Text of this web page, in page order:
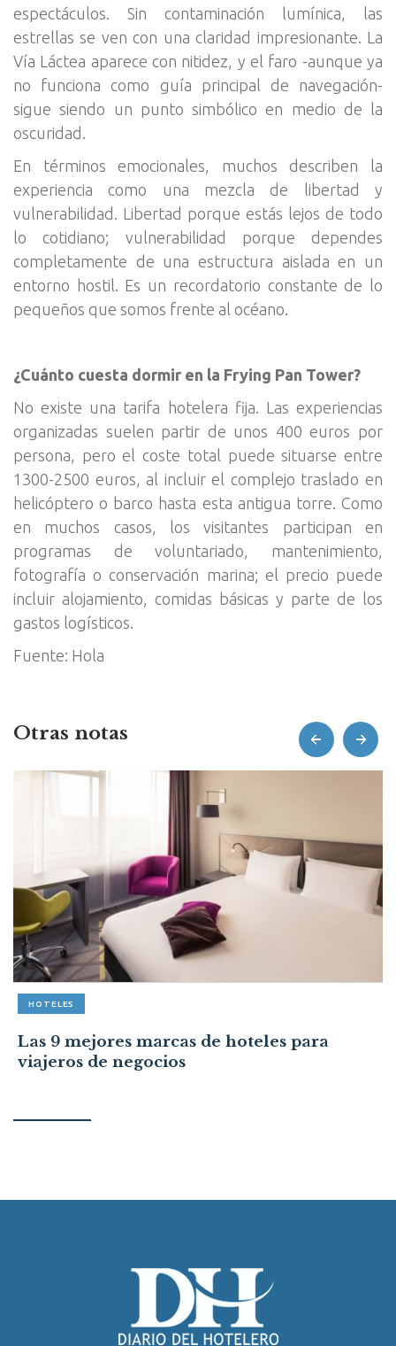
espectáculos. Sin contaminación lumínica, las
estrellas se ven con una claridad impresionante. La
Vía Láctea aparece con nitidez, y el faro -aunque ya
no funciona como guía principal de navegación-
sigue siendo un punto simbólico en medio de la
oscuridad.
En términos emocionales, muchos describen la
experiencia como una mezcla de libertad y
vulnerabilidad. Libertad porque estás lejos de todo
lo cotidiano; vulnerabilidad porque dependes
completamente de una estructura aislada en un
entorno hostil. Es un recordatorio constante de lo
pequeños que somos frente al océano.
¿Cuánto cuesta dormir en la Frying Pan Tower?
No existe una tarifa hotelera fija. Las experiencias
organizadas suelen partir de unos 400 euros por
persona, pero el coste total puede situarse entre
1300-2500 euros, al incluir el complejo traslado en
helicóptero o barco hasta esta antigua torre. Como
en muchos casos, los visitantes participan en
programas de voluntariado, mantenimiento,
fotografía o conservación marina; el precio puede
incluir alojamiento, comidas básicas y parte de los
gastos logísticos.
Fuente: Hola
Otras notas
HOTELES
Las 9 mejores marcas de hoteles para
viajeros de negocios
prev next